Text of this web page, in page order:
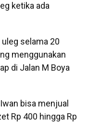
ketika ada
selama 20
menggunakan
di Jalan M Boya
bisa menjual
Rp 400 hingga Rp